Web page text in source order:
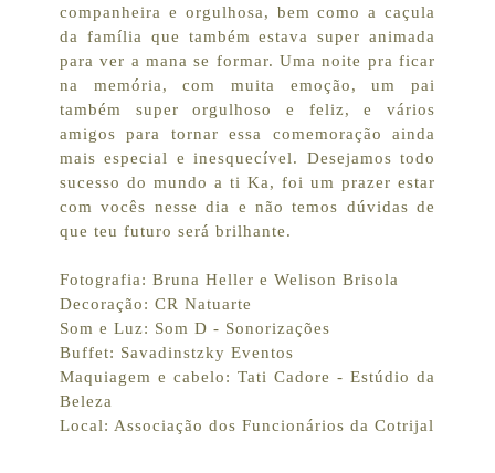
companheira e orgulhosa, bem como a caçula
da família que também estava super animada
para ver a mana se formar. Uma noite pra ficar
na memória, com muita emoção, um pai
também super orgulhoso e feliz, e vários
amigos para tornar essa comemoração ainda
mais especial e inesquecível. Desejamos todo
sucesso do mundo a ti Ka, foi um prazer estar
com vocês nesse dia e não temos dúvidas de
que teu futuro será brilhante.
Fotografia: Bruna Heller e Welison Brisola
Decoração: CR Natuarte
Som e Luz: Som D - Sonorizações
Buffet: Savadinstzky Eventos
Maquiagem e cabelo: Tati Cadore - Estúdio da
Beleza
Local: Associação dos Funcionários da Cotrijal